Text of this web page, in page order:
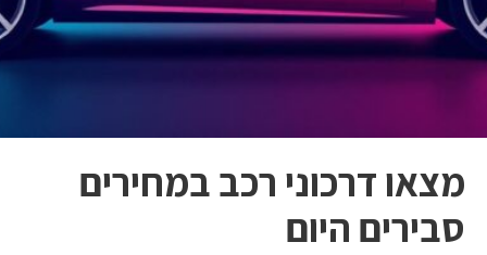
מצאו דרכוני רכב במחירים
סבירים היום